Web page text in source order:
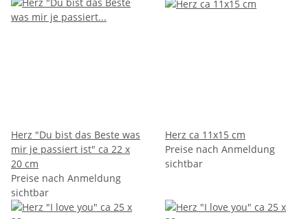
Herz "Du bist das Beste was
mir je passiert ist" ca 22 x
20 cm
Preise nach Anmeldung
sichtbar
Herz ca 11x15 cm
Preise nach Anmeldung
sichtbar